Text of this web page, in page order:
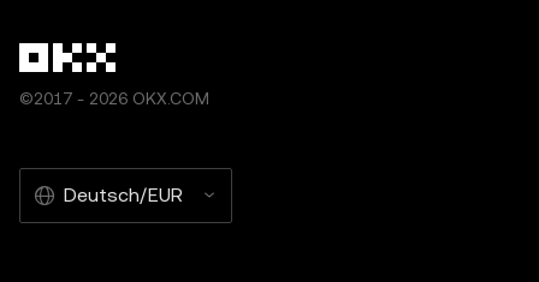
©2017 - 2026 OKX.COM
Deutsch/EUR